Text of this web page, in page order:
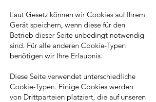
Laut Gesetz können wir Cookies auf Ihrem
Gerät speichern, wenn diese für den
Betrieb dieser Seite unbedingt notwendig
sind. Für alle anderen Cookie-Typen
benötigen wir Ihre Erlaubnis.
Diese Seite verwendet unterschiedliche
Cookie-Typen. Einige Cookies werden
von Drittparteien platziert, die auf unseren